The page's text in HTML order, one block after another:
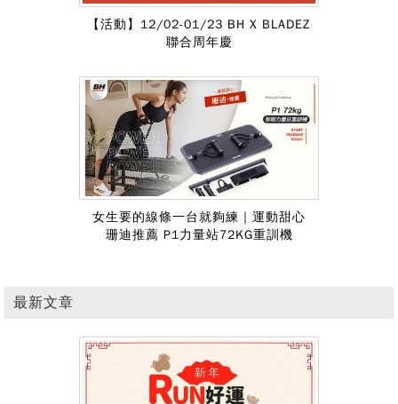
【活動】12/02-01/23 BH X BLADEZ
聯合周年慶
女生要的線條一台就夠練｜運動甜心
珊迪推薦 P1力量站72KG重訓機
最新文章